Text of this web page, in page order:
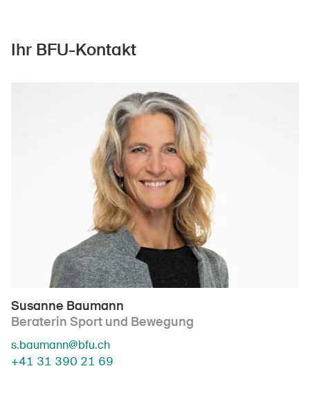
Ihr BFU-Kontakt
Susanne Baumann
Beraterin Sport und Bewegung
s.baumann@bfu.ch
+41 31 390 21 69